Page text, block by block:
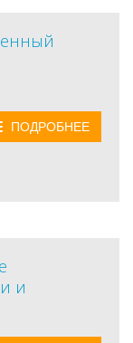
ПОДРОБНЕЕ
и